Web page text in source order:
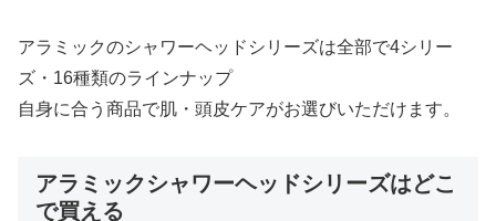
アラミックのシャワーヘッドシリーズは全部で4シリー
ズ・16種類のラインナップ
自身に合う商品で肌・頭皮ケアがお選びいただけます。
アラミックシャワーヘッドシリーズはどこ
で買える